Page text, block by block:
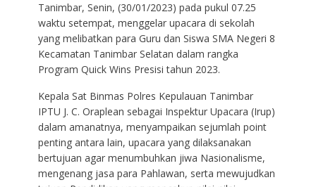
Tanimbar, Senin, (30/01/2023) pada pukul 07.25
waktu setempat, menggelar upacara di sekolah
yang melibatkan para Guru dan Siswa SMA Negeri 8
Kecamatan Tanimbar Selatan dalam rangka
Program Quick Wins Presisi tahun 2023.
Kepala Sat Binmas Polres Kepulauan Tanimbar
IPTU J. C. Oraplean sebagai Inspektur Upacara (Irup)
dalam amanatnya, menyampaikan sejumlah point
penting antara lain, upacara yang dilaksanakan
bertujuan agar menumbuhkan jiwa Nasionalisme,
mengenang jasa para Pahlawan, serta mewujudkan